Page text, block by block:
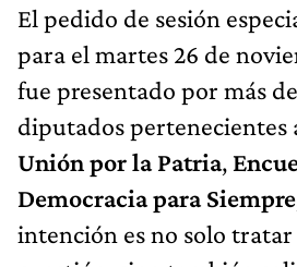
El pedido de sesión
para el martes 26 de
fue presentado por más
diputados pertenecientes
Unión por la Patria,
Democracia para Siempre
intención es no solo tratar